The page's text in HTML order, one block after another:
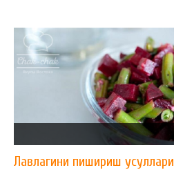
Лавлагини пишириш усуллари